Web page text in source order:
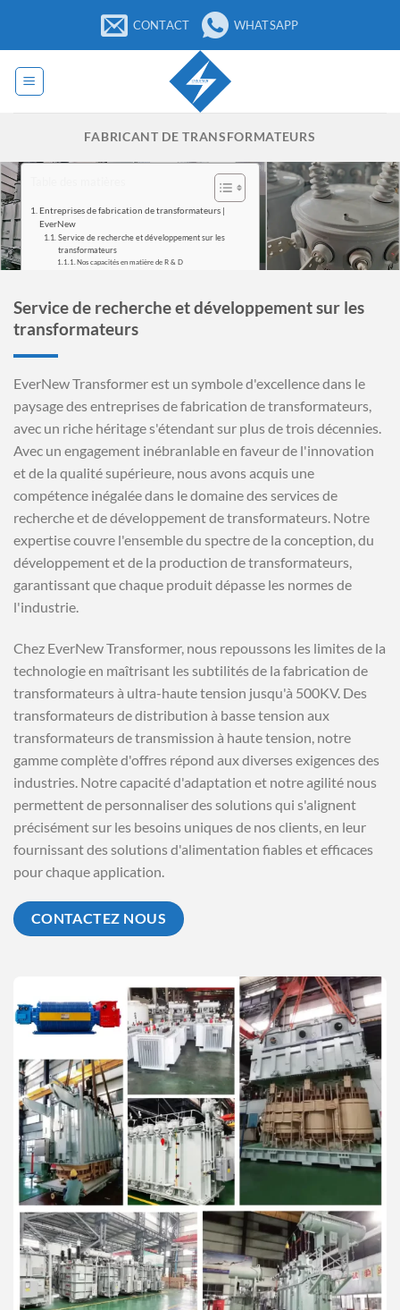
contenu
CONTACT WHATSAPP
FABRICANT DE TRANSFORMATEURS
Entreprises de fabrication de transformateurs |
EverNew
Service de recherche et développement sur les
transformateurs
Nos capacités en matière de R & D
Prototypage, essais et conformité :
Personnalisation des transformateurs et étuis
Transformateur sur poteau
Transformateur à sec
Service après-vente
Nous sommes à votre service 24/7/365 !
Entreprises de
fabrication de
transformateurs
| EverNew
Service de recherche et développement sur les
transformateurs
EverNew Transformer est un symbole d'excellence dans le
paysage des entreprises de fabrication de transformateurs,
avec un riche héritage s'étendant sur plus de trois décennies.
Avec un engagement inébranlable en faveur de l'innovation
et de la qualité supérieure, nous avons acquis une
compétence inégalée dans le domaine des services de
recherche et de développement de transformateurs. Notre
expertise couvre l'ensemble du spectre de la conception, du
développement et de la production de transformateurs,
garantissant que chaque produit dépasse les normes de
l'industrie.
Chez EverNew Transformer, nous repoussons les limites de la
technologie en maîtrisant les subtilités de la fabrication de
transformateurs à ultra-haute tension jusqu'à 500KV. Des
transformateurs de distribution à basse tension aux
transformateurs de transmission à haute tension, notre
gamme complète d'offres répond aux diverses exigences des
industries. Notre capacité d'adaptation et notre agilité nous
permettent de personnaliser des solutions qui s'alignent
précisément sur les besoins uniques de nos clients, en leur
fournissant des solutions d'alimentation fiables et efficaces
pour chaque application.
CONTACTEZ NOUS